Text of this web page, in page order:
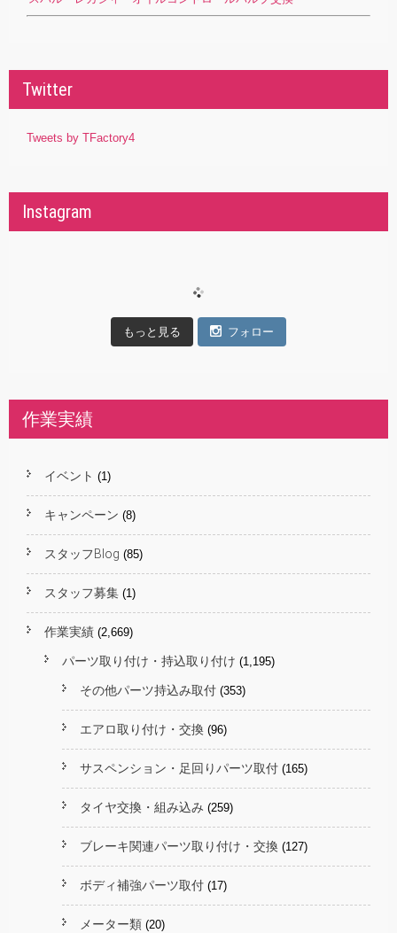
Twitter
Tweets by TFactory4
Instagram
もっと見る フォロー
作業実績
イベント (1)
キャンペーン (8)
スタッフBlog (85)
スタッフ募集 (1)
作業実績 (2,669)
パーツ取り付け・持込取り付け (1,195)
その他パーツ持込み取付 (353)
エアロ取り付け・交換 (96)
サスペンション・足回りパーツ取付 (165)
タイヤ交換・組み込み (259)
ブレーキ関連パーツ取り付け・交換 (127)
ボディ補強パーツ取付 (17)
メーター類 (20)